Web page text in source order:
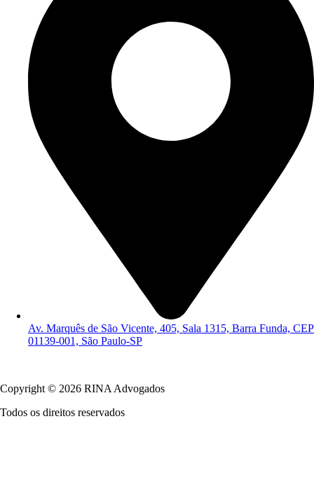
Av. Marquês de São Vicente, 405, Sala 1315, Barra Funda, CEP
01139-001, São Paulo-SP
Copyright © 2026 RINA Advogados
Todos os direitos reservados